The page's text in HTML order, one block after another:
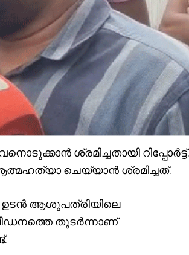
ശ്രമിച്ചതായി റിപ്പോർട്ട്.
ചെയ്യാൻ ശ്രമിച്ചത്.
ഉടൻ ആശുപത്രിയിലെ
പീഡനത്തെ തുടർന്നാണ്